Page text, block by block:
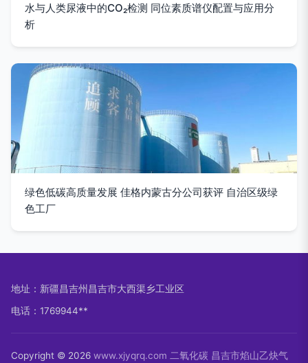
水与人类尿液中的CO₂检测 同位素质谱仪配置与应用分
析
绿色低碳高质量发展 佳格内蒙古分公司获评 自治区级绿
色工厂
地址：新疆昌吉州昌吉市大西渠乡工业区
电话：1769944**
Copyright © 2026 www.xjyqrq.com 二氧化碳 昌吉市焰山乙炔气